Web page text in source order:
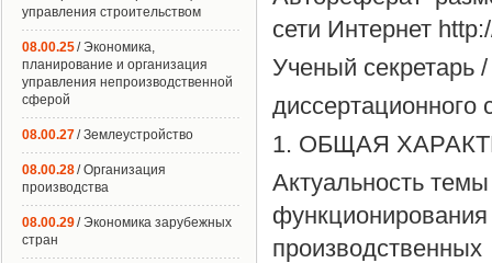
сети Интернет
Ученый секретарь /
диссертационного
1. ОБЩАЯ
Актуальность
управления строительством
08.00.25/ Экономика,
планирование и организация
управления непроизводственной
сферой
08.00.27/ Землеустройство
08.00.28/ Организация
производства
08.00.29/ Экономика зарубежных
стран